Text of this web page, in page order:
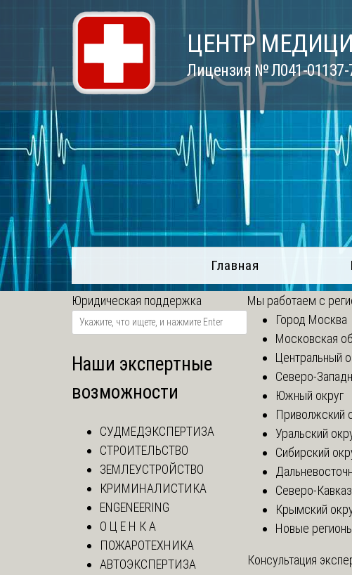
ЦЕНТР
Лицензия № Л041-01137-
Главная
Юридическая поддержка
Наши экспертные
возможности
СУДМЕДЭКСПЕРТИЗА
СТРОИТЕЛЬСТВО
ЗЕМЛЕУСТРОЙСТВО
КРИМИНАЛИСТИКА
ENGENEERING
О Ц Е Н К А
ПОЖАРОТЕХНИКА
АВТОЭКСПЕРТИЗА
Мы работаем с
Город Москва
Московская
Центральный
Северо-
Южный округ
Приволжский
Уральский
Сибирский
Северо-
Крымский
Новые
Консультация